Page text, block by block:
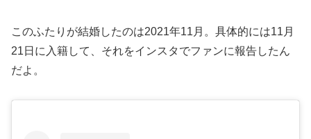
このふたりが結婚したのは2021年11月。具体的には11月
21日に入籍して、それをインスタでファンに報告したん
だよ。